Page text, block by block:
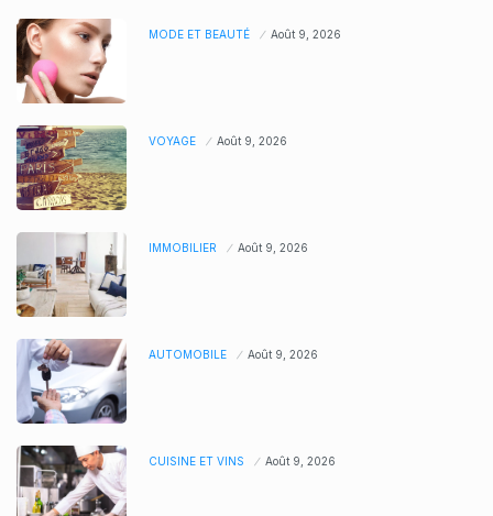
MODE ET BEAUTÉ Août 9, 2026
VOYAGE Août 9, 2026
IMMOBILIER Août 9, 2026
AUTOMOBILE Août 9, 2026
CUISINE ET VINS Août 9, 2026